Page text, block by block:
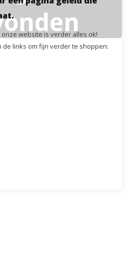
website is verder alles ok!
links om fijn verder te shoppen: